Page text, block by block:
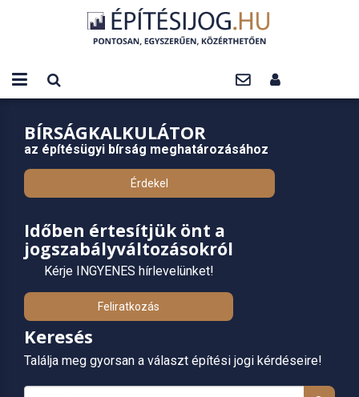
BÍRSÁGKALKULÁTOR
az építésügyi bírság meghatározásához
Érdekel
Időben értesítjük önt a
jogszabályváltozásokról
Kérje INGYENES hírlevelünket!
Feliratkozás
Keresés
Találja meg gyorsan a választ építési jogi kérdéseire!